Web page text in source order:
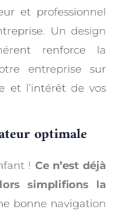
et professionnel
Un design
renforce la
entreprise sur
et l’intérêt de vos
optimale
! Ce n’est déjà
simplifions la
bonne navigation